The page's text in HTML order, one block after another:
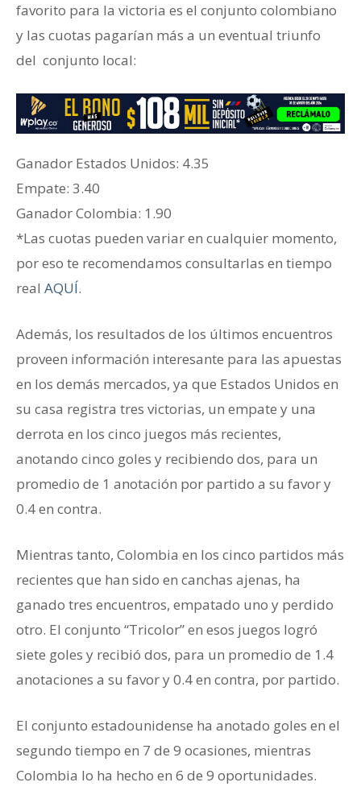
favorito para la victoria es el conjunto colombiano
y las cuotas pagarían más a un eventual triunfo
del conjunto local:
Ganador ‎Estados Unidos: 4.35
‎Empate: 3.40
Ganador Colombia: 1.90
*Las cuotas pueden variar en cualquier momento,
por eso te recomendamos consultarlas en tiempo
real AQUÍ.
Además, los resultados de los últimos encuentros
proveen información interesante para las apuestas
en los demás mercados, ya que Estados Unidos en
su casa registra tres victorias, un empate y una
derrota en los cinco juegos más recientes,
anotando cinco goles y recibiendo dos, para un
promedio de 1 anotación por partido a su favor y
0.4 en contra.
Mientras tanto, Colombia en los cinco partidos más
recientes que han sido en canchas ajenas, ha
ganado tres encuentros, empatado uno y perdido
otro. El conjunto “Tricolor” en esos juegos logró
siete goles y recibió dos, para un promedio de 1.4
anotaciones a su favor y 0.4 en contra, por partido.
El conjunto estadounidense ha anotado goles en el
segundo tiempo en 7 de 9 ocasiones, mientras
Colombia lo ha hecho en 6 de 9 oportunidades.